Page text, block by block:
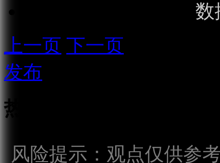
数
上一页 下一页
发布
热点话题
风险提示：观点仅供参